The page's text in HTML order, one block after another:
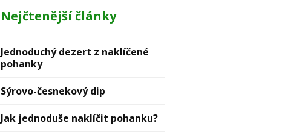
Nejčtenější články
Jednoduchý dezert z naklíčené
pohanky
Sýrovо-česnekový dip
Jak jednoduše naklíčit pohanku?